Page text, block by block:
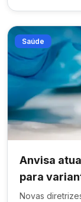
Saúde
Anvisa
para
Novas